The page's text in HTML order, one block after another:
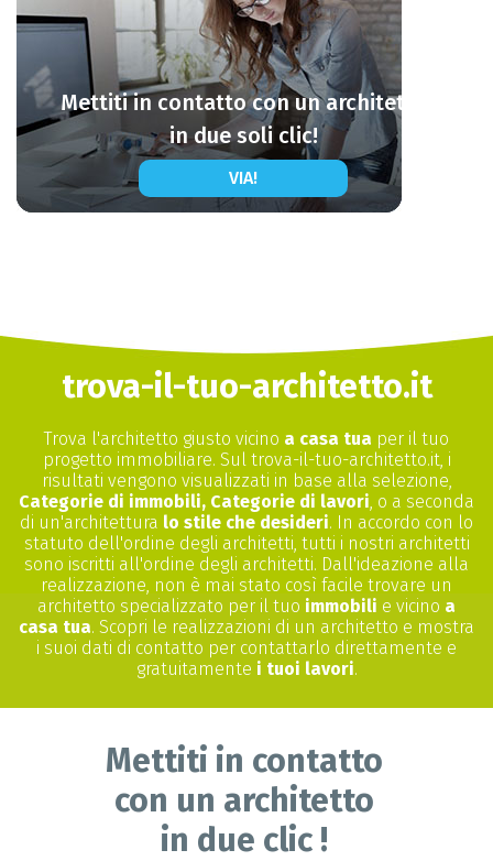
Mettiti in contatto con un architetto
in due soli clic!
VIA!
trova-il-tuo-architetto.it
Trova l'architetto giusto vicino a casa tua per il tuo
progetto immobiliare. Sul trova-il-tuo-architetto.it, i
risultati vengono visualizzati in base alla selezione,
Categorie di immobili, Categorie di lavori, o a seconda
di un'architettura lo stile che desideri. In accordo con lo
statuto dell'ordine degli architetti, tutti i nostri architetti
sono iscritti all'ordine degli architetti. Dall'ideazione alla
realizzazione, non è mai stato così facile trovare un
architetto specializzato per il tuo immobili e vicino a
casa tua. Scopri le realizzazioni di un architetto e mostra
i suoi dati di contatto per contattarlo direttamente e
gratuitamente i tuoi lavori.
Mettiti in contatto
con un architetto
in due clic !